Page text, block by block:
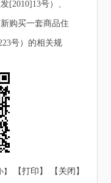
[2010]13号）、
购买一套商品住
号）的相关规
】 【打印 】 【 关闭 】